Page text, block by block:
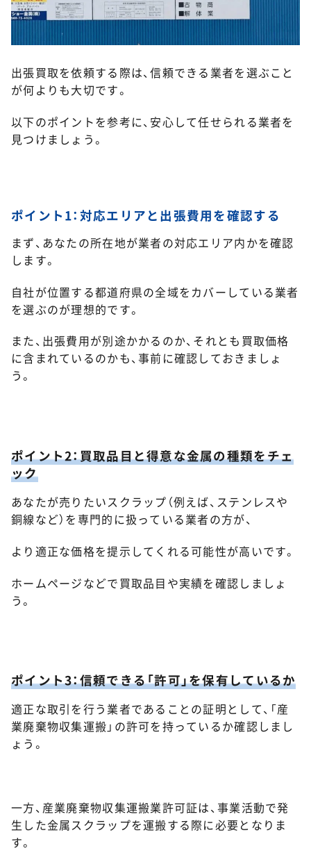
出張買取を依頼する際は、信頼できる業者を選ぶこと
が何よりも大切です。
以下のポイントを参考に、安心して任せられる業者を
見つけましょう。
ポイント1：対応エリアと出張費用を確認する
まず、あなたの所在地が業者の対応エリア内かを確認
します。
自社が位置する都道府県の全域をカバーしている業者
を選ぶのが理想的です。
また、出張費用が別途かかるのか、それとも買取価格
に含まれているのかも、事前に確認しておきましょ
う。
ポイント2：買取品目と得意な金属の種類をチェ
ック
あなたが売りたいスクラップ（例えば、ステンレスや
銅線など）を専門的に扱っている業者の方が、
より適正な価格を提示してくれる可能性が高いです。
ホームページなどで買取品目や実績を確認しましょ
う。
ポイント3：信頼できる「許可」を保有しているか
適正な取引を行う業者であることの証明として、「産
業廃棄物収集運搬」の許可を持っているか確認しまし
ょう。
一方、産業廃棄物収集運搬業許可証は、事業活動で発
生した金属スクラップを運搬する際に必要となりま
す。